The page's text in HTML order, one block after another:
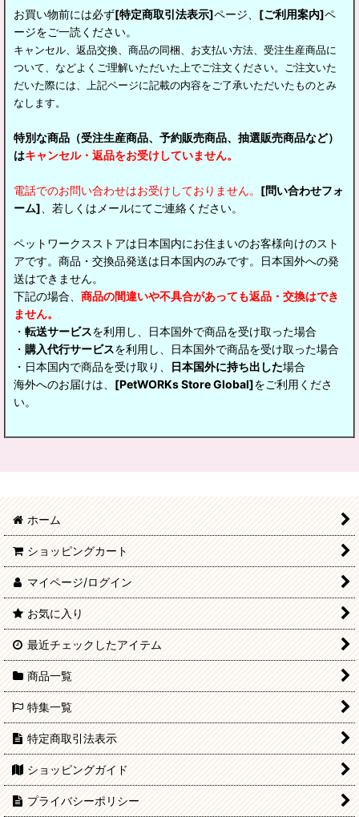
お買い物前には必ず[特定商取引法表示]ページ、 [ご利用案内]ペ
ージをご一読ください。
キャンセル、返品交換、商品の同梱、お支払い方法、受注生産商品に
ついて、などよくご理解いただいた上でご注文ください。ご注文いた
だいた際には、上記ページに記載の内容をご了承いただいたものとみ
なします。
特別な商品（受注生産商品、予約販売商品、抽選販売商品など）
はキャンセル・返品をお受けしていません。
電話でのお問い合わせはお受けしておりません。 [問い合わせフォ
ーム] 、若しくはメールにてご連絡ください。
ペットワークスストアは日本国内にお住まいのお客様向けのスト
アです。商品・交換品発送は日本国内のみです。日本国外への発
送はできません。
下記の場合、 商品の間違いや不具合があっても返品・交換はでき
ません。
・ 転送サービスを利用し、日本国外で商品を受け取った場合
・ 購入代行サービスを利用し、日本国外で商品を受け取った場合
・日本国内で商品を受け取り、
日本国外に持ち出した場合
海外へのお届けは、 [PetWORKs Store Global]をご利用くださ
い。
ホーム
ショッピングカート
マイページ/ログイン
お気に入り
最近チェックしたアイテム
商品一覧
特集一覧
特定商取引法表示
ショッピングガイド
プライバシーポリシー